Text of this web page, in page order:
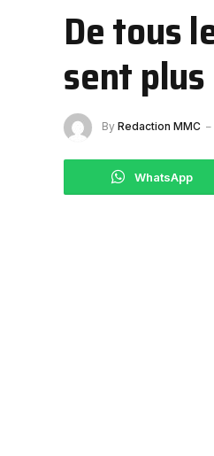
De tous
sent
By Redaction MMC
WhatsApp